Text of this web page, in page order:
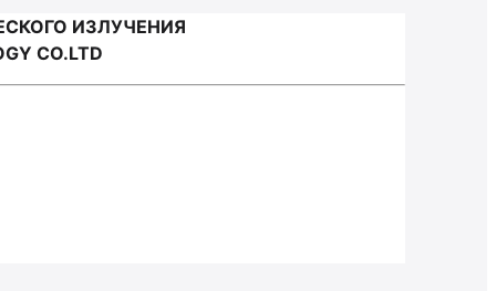
ИЗЛУЧЕНИЯ
CO.LTD